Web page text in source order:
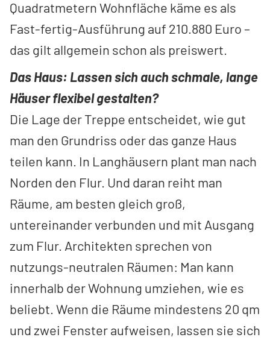
Quadratmetern Wohnfläche käme es als
Fast-fertig-Ausführung auf 210.880 Euro –
das gilt allgemein schon als preiswert.
Das Haus: Lassen sich auch schmale, lange
Häuser flexibel gestalten?
Die Lage der Treppe entscheidet, wie gut
man den Grundriss oder das ganze Haus
teilen kann. In Langhäusern plant man nach
Norden den Flur. Und daran reiht man
Räume, am besten gleich groß,
untereinander verbunden und mit Ausgang
zum Flur. Architekten sprechen von
nutzungs-neutralen Räumen: Man kann
innerhalb der Wohnung umziehen, wie es
beliebt. Wenn die Räume mindestens 20 qm
und zwei Fenster aufweisen, lassen sie sich